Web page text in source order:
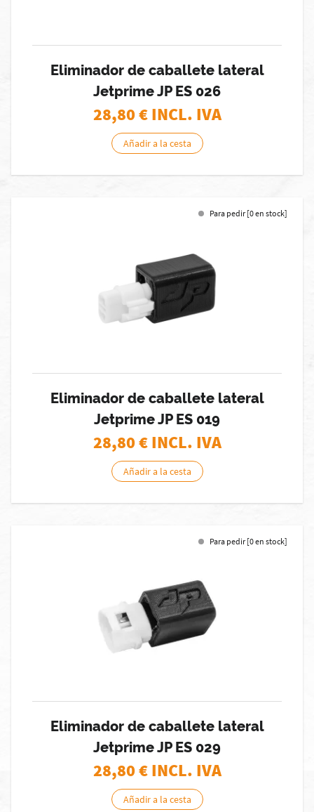
Eliminador de caballete lateral
Jetprime JP ES 026
28,80€ INCL. IVA
Añadir a la cesta
Para pedir [0 en stock]
Eliminador de caballete lateral
Jetprime JP ES 019
28,80€ INCL. IVA
Añadir a la cesta
Para pedir [0 en stock]
Eliminador de caballete lateral
Jetprime JP ES 029
28,80€ INCL. IVA
Añadir a la cesta